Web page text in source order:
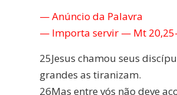
— Anúncio da Palavra
— Importa servir — Mt
25Jesus chamou seus
grandes as tiranizam.
26Mas entre vós não deve